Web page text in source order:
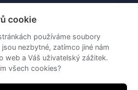
cookie
používáme soubory
nezbytné, zatímco jiné nám
web a Váš uživatelský zážitek.
všech cookies?